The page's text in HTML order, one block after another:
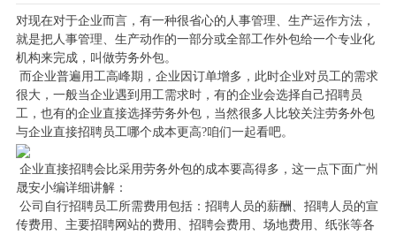
对现在对于企业而言，有一种很省心的人事管理、生产运作方法，
就是把人事管理、生产动作的一部分或全部工作外包给一个专业化
机构来完成，叫做劳务外包。
而企业普遍用工高峰期，企业因订单增多，此时企业对员工的需求
很大，一般当企业遇到用工需求时，有的企业会选择自己招聘员
工，也有的企业直接选择劳务外包，当然很多人比较关注劳务外包
与企业直接招聘员工哪个成本更高?咱们一起看吧。
企业直接招聘会比采用劳务外包的成本要高得多，这一点下面广州
晟安小编详细讲解：
公司自行招聘员工所需费用包括：招聘人员的薪酬、招聘人员的宣
传费用、主要招聘网站的费用、招聘会费用、场地费用、纸张等各